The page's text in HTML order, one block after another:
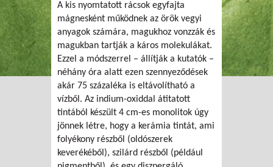
A kis nyomtatott rácsok egyfajta
mágnesként működnek az örök vegyi
anyagok számára, magukhoz vonzzák és
magukban tartják a káros molekulákat.
Ezzel a módszerrel – állítják a kutatók –
néhány óra alatt ezen szennyeződések
akár 75 százaléka is eltávolítható a
vízből. Az indium-oxiddal átitatott
tintából készült 4 cm-es monolitok úgy
jönnek létre, hogy a kerámia tintát, ami
folyékony részből (oldószerek
keverékéből), szilárd részből (például